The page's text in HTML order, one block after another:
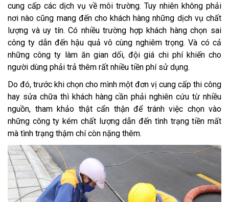
cung cấp các dịch vụ về môi trường. Tuy nhiên không phải
nơi nào cũng mang đến cho khách hàng những dịch vụ chất
lượng và uy tín. Có nhiều trường hợp khách hàng chọn sai
công ty dẫn đến hậu quả vô cùng nghiêm trọng. Và có cả
những công ty làm ăn gian dối, đội giá chi phí khiến cho
người dùng phải trả thêm rất nhiều tiền phí sử dụng.
Do đó, trước khi chọn cho mình một đơn vị cung cấp thi công
hay sửa chữa thì khách hàng cần phải nghiên cứu từ nhiều
nguồn, tham khảo thật cẩn thận để tránh việc chọn vào
những công ty kém chất lượng dẫn đến tình trạng tiền mất
mà tình trạng thậm chí còn nặng thêm.